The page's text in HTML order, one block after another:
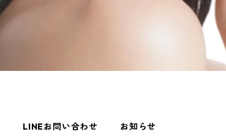
LINEお問い合わせ お知らせ